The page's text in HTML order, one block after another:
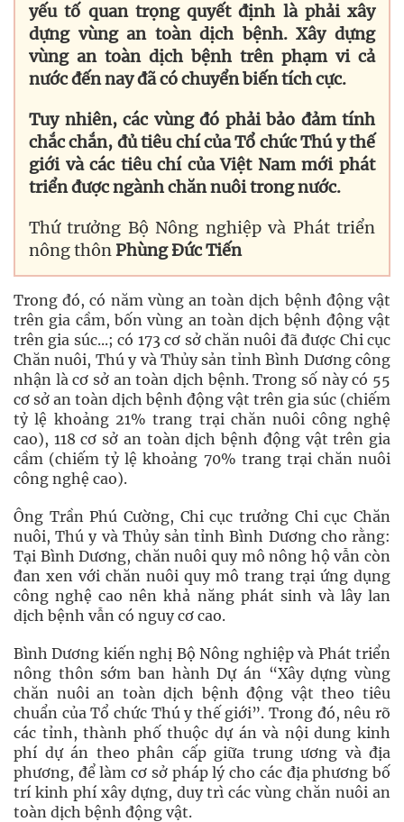
yếu tố quan trọng quyết định là phải xây
dựng vùng an toàn dịch bệnh. Xây dựng
vùng an toàn dịch bệnh trên phạm vi cả
nước đến nay đã có chuyển biến tích cực.
Tuy nhiên, các vùng đó phải bảo đảm tính
chắc chắn, đủ tiêu chí của Tổ chức Thú y thế
giới và các tiêu chí của Việt Nam mới phát
triển được ngành chăn nuôi trong nước.
Thứ trưởng Bộ Nông nghiệp và Phát triển
nông thônPhùng Đức Tiến
Trong đó, có năm vùng an toàn dịch bệnh động vật
trên gia cầm, bốn vùng an toàn dịch bệnh động vật
trên gia súc...; có 173 cơ sở chăn nuôi đã được Chi cục
Chăn nuôi, Thú y và Thủy sản tỉnh Bình Dương công
nhận là cơ sở an toàn dịch bệnh. Trong số này có 55
cơ sở an toàn dịch bệnh động vật trên gia súc (chiếm
tỷ lệ khoảng 21% trang trại chăn nuôi công nghệ
cao), 118 cơ sở an toàn dịch bệnh động vật trên gia
cầm (chiếm tỷ lệ khoảng 70% trang trại chăn nuôi
công nghệ cao).
Ông Trần Phú Cường, Chi cục trưởng Chi cục Chăn
nuôi, Thú y và Thủy sản tỉnh Bình Dương cho rằng:
Tại Bình Dương, chăn nuôi quy mô nông hộ vẫn còn
đan xen với chăn nuôi quy mô trang trại ứng dụng
công nghệ cao nên khả năng phát sinh và lây lan
dịch bệnh vẫn có nguy cơ cao.
Bình Dương kiến nghị Bộ Nông nghiệp và Phát triển
nông thôn sớm ban hành Dự án “Xây dựng vùng
chăn nuôi an toàn dịch bệnh động vật theo tiêu
chuẩn của Tổ chức Thú y thế giới”. Trong đó, nêu rõ
các tỉnh, thành phố thuộc dự án và nội dung kinh
phí dự án theo phân cấp giữa trung ương và địa
phương, để làm cơ sở pháp lý cho các địa phương bố
trí kinh phí xây dựng, duy trì các vùng chăn nuôi an
toàn dịch bệnh động vật.